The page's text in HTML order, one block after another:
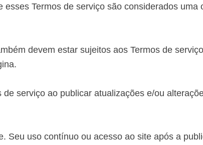
Termos de serviço são considerados uma
devem estar sujeitos aos Termos de
serviço ao publicar atualizações e/ou
Seu uso contínuo ou acesso ao site após a